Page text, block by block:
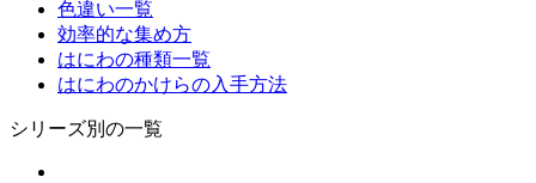
色違い一覧
効率的な集め方
はにわの種類一覧
はにわのかけらの入手方法
シリーズ別の一覧